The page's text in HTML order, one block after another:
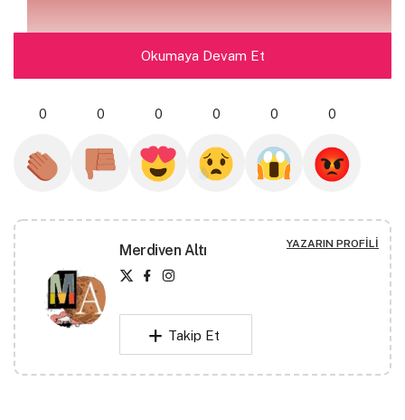
Okumaya Devam Et
0 0 0 0 0 0
Merdiven Altı YAZARIN PROFILI
Takip Et